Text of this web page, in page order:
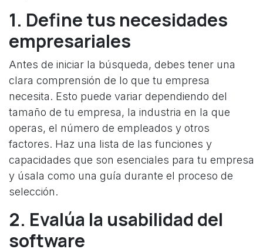
1. Define tus necesidades
empresariales
Antes de iniciar la búsqueda, debes tener una
clara comprensión de lo que tu empresa
necesita. Esto puede variar dependiendo del
tamaño de tu empresa, la industria en la que
operas, el número de empleados y otros
factores. Haz una lista de las funciones y
capacidades que son esenciales para tu empresa
y úsala como una guía durante el proceso de
selección.
2. Evalúa la usabilidad del
software